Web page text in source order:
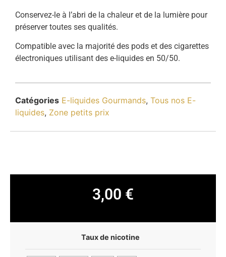
Conservez-le à l’abri de la chaleur et de la lumière pour
préserver toutes ses qualités.
Compatible avec la majorité des pods et des cigarettes
électroniques utilisant des e-liquides en 50/50.
Catégories E-liquides Gourmands, Tous nos E-
liquides, Zone petits prix
3,00 €
Taux de nicotine